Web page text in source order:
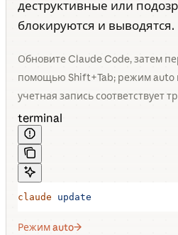
деструктивные или
блокируются и выводятся.
Обновите Claude Code, затем
помощью Shift+Tab; режим auto
учетная запись соответствует
terminal
claude update
Режим auto